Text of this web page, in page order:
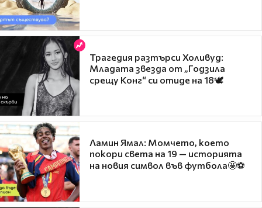
Трагедия разтърси Холивуд:
Младата звезда от „Годзила
срещу Конг“ си отиде на 18🕊️
Ламин Ямал: Момчето, което
покори света на 19 — историята
на новия символ във футбола🤩⚽